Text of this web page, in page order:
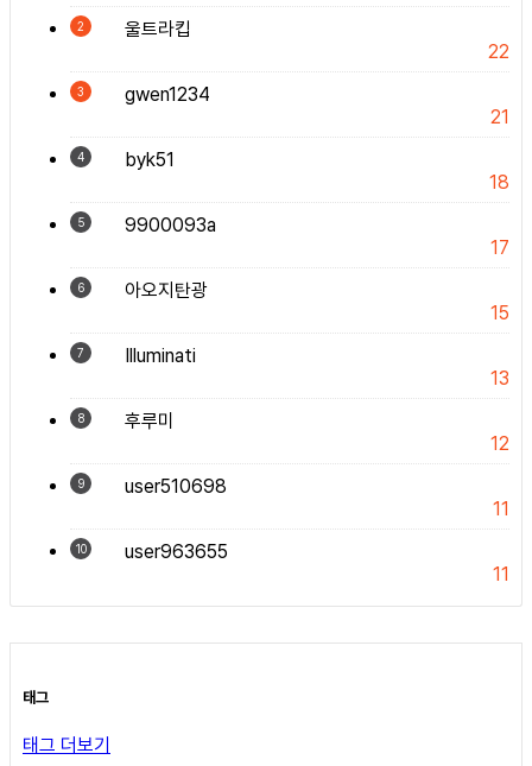
2
울트라킵
22
3
gwen1234
21
4
byk51
18
5
9900093a
17
6
아오지탄광
15
7
Illuminati
13
8
후루미
12
9
user510698
11
10
user963655
11
태그
태그 더보기